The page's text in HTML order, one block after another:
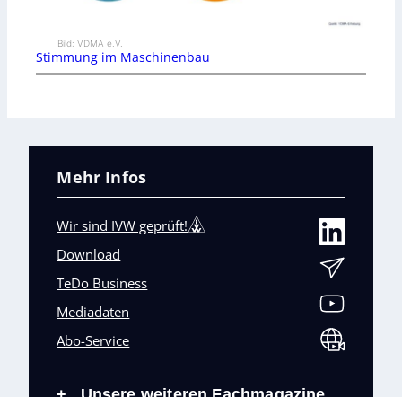
Bild: VDMA e.V.
Stimmung im Maschinenbau
Mehr Infos
Wir sind IVW geprüft!
Download
TeDo Business
Mediadaten
Abo-Service